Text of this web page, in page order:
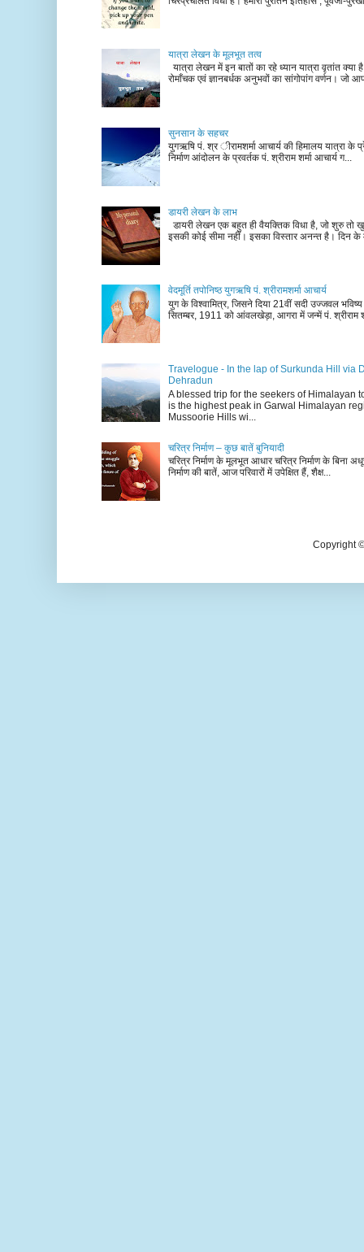
यात्रा लेखन के मूलभूत तत्व
यात्रा लेखन में इन बातों का रहे ध्यान यात्रा वृतांत क्या
रोमाँचक एवं ज्ञानबर्धक अनुभवों का सांगोपांग वर्णन। जो
सुनसान के सहचर
युगऋषि पं. श्र ीरामशर्मा आचार्य की हिमालय यात्रा के
निर्माण आंदोलन के प्रवर्तक पं. श्रीराम शर्मा आचार्य ग...
डायरी लेखन के लाभ
डायरी लेखन एक बहुत ही वैयक्तिक विधा है, जो शुरु तो
इसकी कोई सीमा नहीं। इसका विस्तार अनन्त है। दिन के
वेदमूर्ति तपोनिष्ठ युगऋषि पं. श्रीरामशर्मा आचार्य
युग के विश्वामित्र, जिसने दिया 21वीं सदी उज्जवल भविष्य
सितम्बर, 1911 को आंवलखेड़ा, आगरा में जन्में पं. श्रीराम
Travelogue - In the lap of Surkunda Hill via
Dehradun
A blessed trip for the seekers of Himalayan
is the highest peak in Garwal Himalayan
Mussoorie Hills wi...
चरित्र निर्माण – कुछ बातें बुनियादी
चरित्र निर्माण के मूलभूत आधार चरित्र निर्माण के बिना
निर्माण की बातें, आज परिवारों में उपेक्षित हैं, शैक्ष...
Copyright